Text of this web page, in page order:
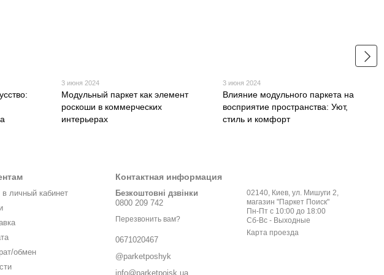
3 июня 2024
Модульный паркет как элемент
роскоши в коммерческих
интерьерах
3 июня 2024
Влияние модульного паркета на
восприятие пространства: Уют,
стиль и комфорт
в личный кабинет
обмен
Контактная информация
Безкоштовні дзвінки
0800 209 742
Перезвонить вам?
0671020467
@parketposhyk
info@parketpoisk.ua
02140, Киев, ул. Мишуги 2,
магазин "Паркет Поиск"
Пн-Пт с 10:00 до 18:00
Сб-Вс - Выходные
Карта проезда